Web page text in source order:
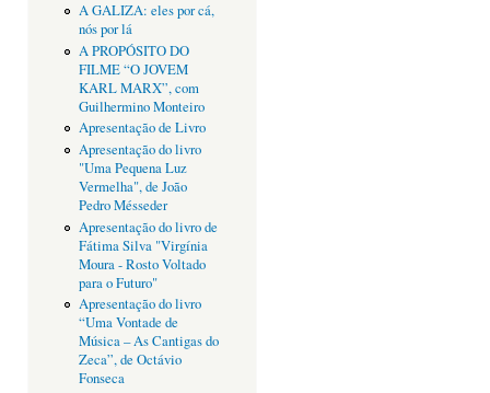
A GALIZA: eles por cá,
nós por lá
A PROPÓSITO DO
FILME “O JOVEM
KARL MARX”, com
Guilhermino Monteiro
Apresentação de Livro
Apresentação do livro
"Uma Pequena Luz
Vermelha", de João
Pedro Mésseder
Apresentação do livro de
Fátima Silva "Virgínia
Moura - Rosto Voltado
para o Futuro"
Apresentação do livro
“Uma Vontade de
Música – As Cantigas do
Zeca”, de Octávio
Fonseca